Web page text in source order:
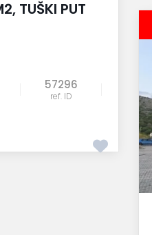
TUŠKI PUT
57296
ref. ID